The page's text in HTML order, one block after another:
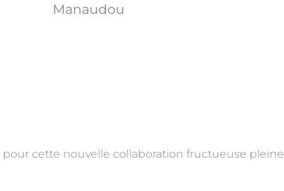
Manaudou
pour cette nouvelle collaboration fructueuse pleine